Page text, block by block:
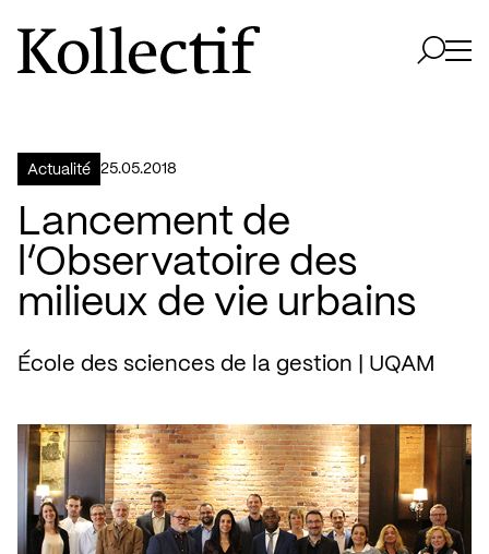
Aller à la page d'accueil
Logo Kollectif
Actualité 25.05.2018
Lancement de
l’Observatoire des
milieux de vie urbains
École des sciences de la gestion | UQAM